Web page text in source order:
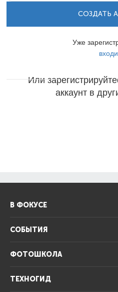
СОЗДАТЬ
Уже
Или
аккаунт в
В ФОКУСЕ
СОБЫТИЯ
ФОТОШКОЛА
ТЕХНОГИД